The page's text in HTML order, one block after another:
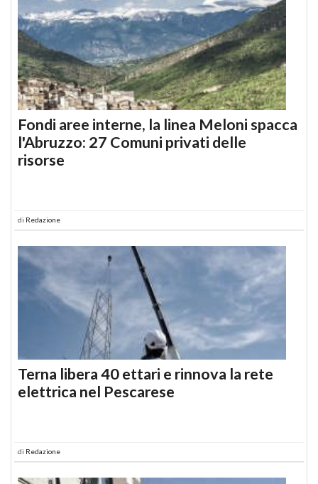
Fondi aree interne, la linea Meloni spacca
l'Abruzzo: 27 Comuni privati delle
risorse
di Redazione
Terna libera 40 ettari e rinnova la rete
elettrica nel Pescarese
di Redazione